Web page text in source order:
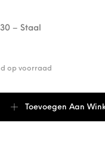
– Staal
op voorraad
Toevoegen Aan